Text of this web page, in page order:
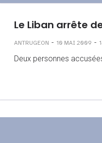
Le Liban arrête
ANTRUGEON - 10 MAI 2009 -
Deux personnes